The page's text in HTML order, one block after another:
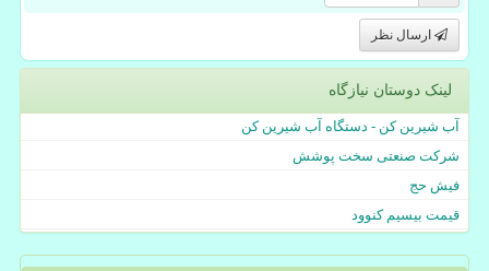
ارسال نظر
لینک دوستان نیازگاه
آب شیرین کن - دستگاه آب شیرین کن
شرکت صنعتی سخت پوشش
فیش حج
قیمت بیسیم کنوود